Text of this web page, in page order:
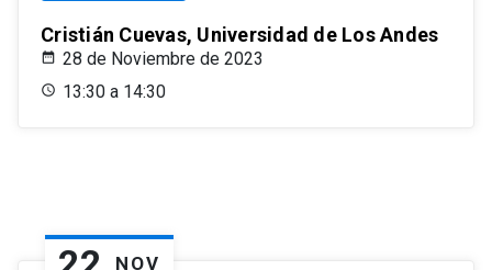
Cristián Cuevas, Universidad de Los Andes
28 de Noviembre de 2023
13:30 a 14:30
NOV